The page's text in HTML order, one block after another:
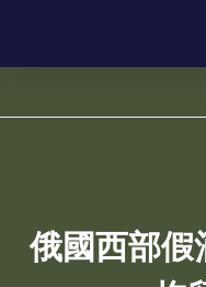
俄國西部假